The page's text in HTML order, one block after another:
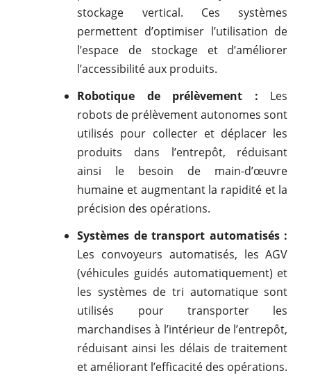
stockage vertical. Ces systèmes
permettent d’optimiser l’utilisation de
l’espace de stockage et d’améliorer
l’accessibilité aux produits.
Robotique de prélèvement : Les
robots de prélèvement autonomes sont
utilisés pour collecter et déplacer les
produits dans l’entrepôt, réduisant
ainsi le besoin de main-d’œuvre
humaine et augmentant la rapidité et la
précision des opérations.
Systèmes de transport automatisés :
Les convoyeurs automatisés, les AGV
(véhicules guidés automatiquement) et
les systèmes de tri automatique sont
utilisés pour transporter les
marchandises à l’intérieur de l’entrepôt,
réduisant ainsi les délais de traitement
et améliorant l’efficacité des opérations.